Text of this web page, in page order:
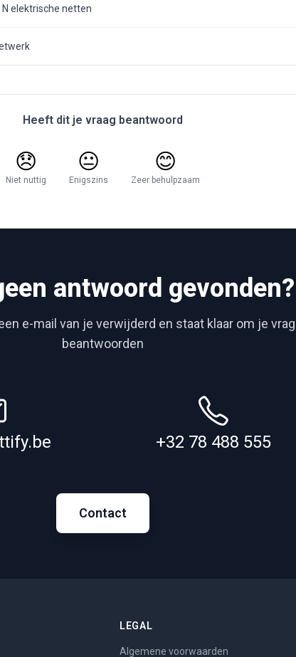
elektrische netten
Heeft dit je vraag beantwoord
😞
Niet nuttig
😐
Enigszins
😊
Zeer behulpzaam
antwoord gevonden?
e-mail van je verwijderd en staat klaar om je
beantwoorden
+32 78 488 555
Contact
LEGAL
Algemene voorwaarden